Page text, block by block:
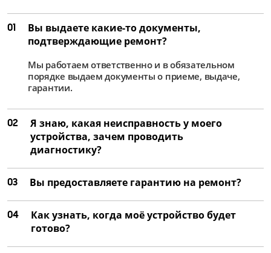
01
Вы выдаете какие-то документы,
подтверждающие ремонт?
Мы работаем ответственно и в обязательном
порядке выдаем документы о приеме, выдаче,
гарантии.
02
Я знаю, какая неисправность у моего
устройства, зачем проводить
диагностику?
03 Вы предоставляете гарантию на ремонт?
04
Как узнать, когда моё устройство будет
готово?